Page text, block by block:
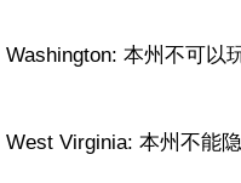
Washington: 本州不可以
West Virginia: 本州不能